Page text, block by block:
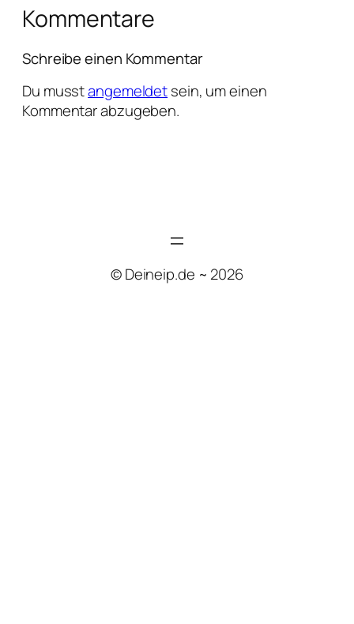
Kommentare
Schreibe einen Kommentar
Du musstangemeldetsein, um einen
Kommentar abzugeben.
© Deineip.de ~ 2026